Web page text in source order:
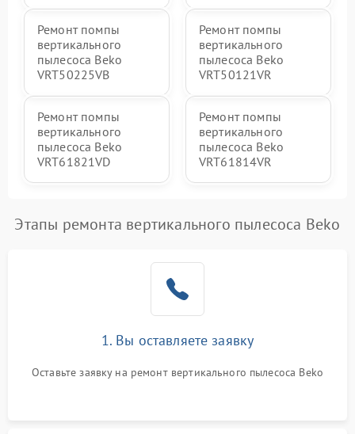
Ремонт помпы
вертикального
пылесоса Beko
VRT50225VB
Ремонт помпы
вертикального
пылесоса Beko
VRT50121VR
Ремонт помпы
вертикального
пылесоса Beko
VRT61821VD
Ремонт помпы
вертикального
пылесоса Beko
VRT61814VR
Этапы ремонта вертикального пылесоса Beko
1. Вы оставляете заявку
Оставьте заявку на ремонт вертикального пылесоса Beko